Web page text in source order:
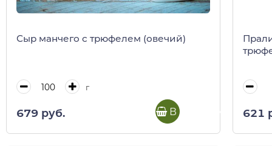
Сыр манчего с трюфелем (овечий)
г
679 руб. В корзину 621